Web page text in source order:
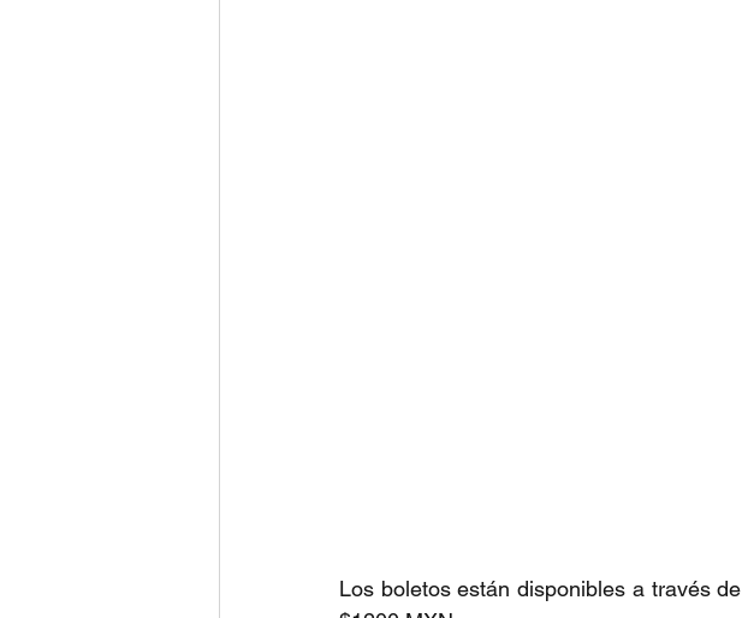
Los boletos están disponibles a través